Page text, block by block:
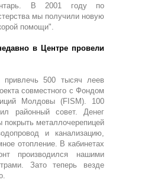
В 2001 году по
мы получили новую
помощи".
в Центре провели
500 тысяч леев
совместного с Фондом
Молдовы (FISM). 100
районный совет. Денег
покрыть металлочерепицей
и канализацию,
отопление. В кабинетах
производился нашими
Зато теперь везде